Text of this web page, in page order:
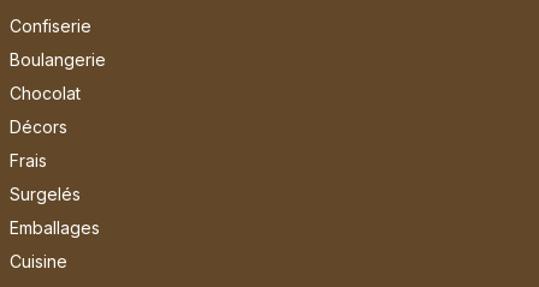
Confiserie
Boulangerie
Chocolat
Décors
Frais
Surgelés
Emballages
Cuisine